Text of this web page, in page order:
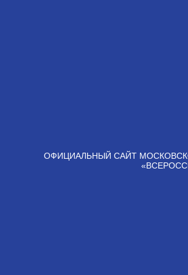
ОФИЦИАЛЬНЫЙ САЙТ